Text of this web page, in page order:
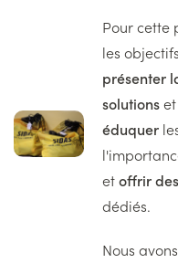
Image
gauche
Texte
Pour cette
les
présenter
solutionset
éduquer
etoffrir
dédiés.
Nous